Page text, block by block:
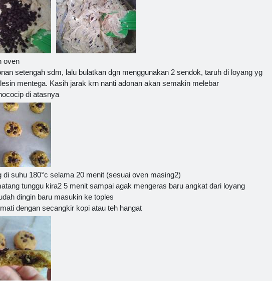
oven
setengah sdm, lalu bulatkan dgn menggunakan 2 sendok, taruh di loyang yg
mentega. Kasih jarak krn nanti adonan akan semakin melebar
di atasnya
di suhu 180°c selama 20 menit (sesuai oven masing2)
tunggu kira2 5 menit sampai agak mengeras baru angkat dari loyang
dingin baru masukin ke toples
dengan secangkir kopi atau teh hangat